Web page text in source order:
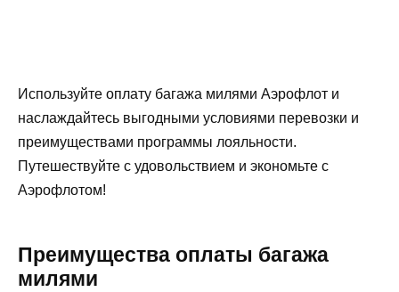
Используйте оплату багажа милями Аэрофлот и
наслаждайтесь выгодными условиями перевозки и
преимуществами программы лояльности.
Путешествуйте с удовольствием и экономьте с
Аэрофлотом!
Преимущества оплаты багажа
милями